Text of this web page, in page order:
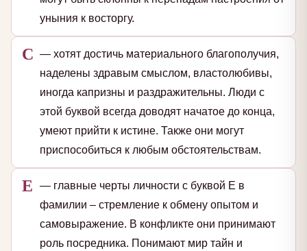
уныния к восторгу.
С — хотят достичь материального благополучия,
наделены здравым смыслом, властолюбивы,
иногда капризны и раздражительны. Люди с
этой буквой всегда доводят начатое до конца,
умеют прийти к истине. Также они могут
приспособиться к любым обстоятельствам.
Е
— главные черты личности с буквой Е в
фамилии – стремление к обмену опытом и
самовыражение. В конфликте они принимают
роль посредника. Понимают мир тайн и